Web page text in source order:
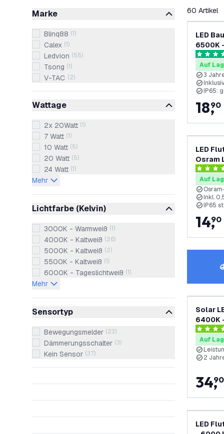
Marke
Blinq88 (1)
Calex (1)
Ledvion (55)
Tsong (1)
V-TAC (2)
Wattage
2x 20Watt (1)
7 Watt (1)
10 Watt (5)
20 Watt (5)
24 Watt (1)
Mehr
Lichtfarbe (Kelvin)
3000K - Warmweiß (1)
4000K - Kaltweiß (26)
5000K - Kaltweiß (2)
5500K - Kaltweiß (1)
6000K - Tageslichtweiß (1)
Mehr
Sensortyp
Bewegungsmelder (23)
Dämmerungsschalter (3)
Kein Sensor (37)
60 Artikel
LED
6500K
5
Auf
3
IP65:
18,
90
LED
Osram
6500K
4.4
Auf
Inkl.
IP65
14,
90
Solar
6400K
4
Auf
2
34,
90
LED
Filter